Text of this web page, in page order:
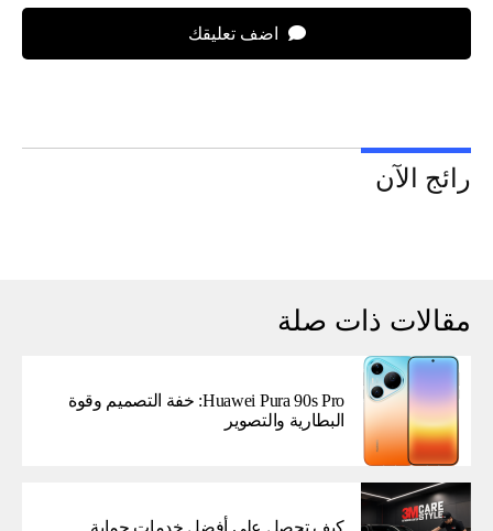
اضف تعليقك
رائج الآن
مقالات ذات صلة
Huawei Pura 90s Pro: خفة التصميم وقوة
البطارية والتصوير
كيف تحصل على أفضل خدمات حماية